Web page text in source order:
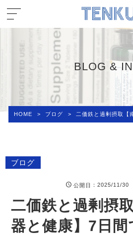
BLOG &
HOME > ブログ > 二価鉄と過剰摂取【
ブログ
公開日 ：2025/11/
二価鉄と過剰摂
器と健康】7日間